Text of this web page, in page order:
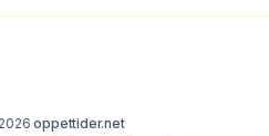
oppettider.net